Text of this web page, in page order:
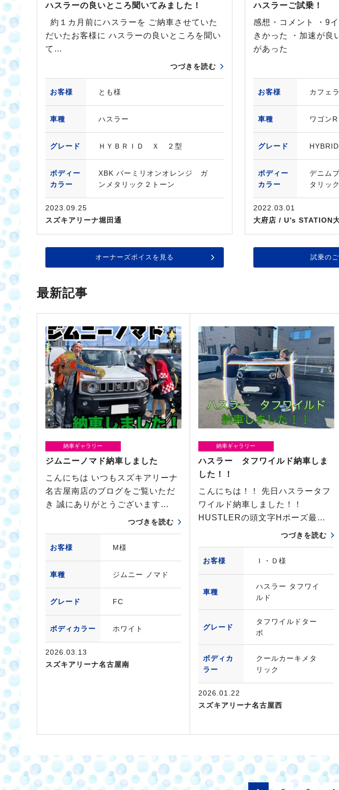
ハスラーの良いところ聞いてみました！
約１カ月前にハスラーを ご納車させていた
だいたお客様に ハスラーの良いところを聞い
て…
つづきを読む
お客様 とも様
車種 ハスラー
グレード ＨＹＢＲＩＤ Ｘ ２型
ボディー
カラー
XBK バーミリオンオレンジ ガ
ンメタリック２トーン
2023.09.25
スズキアリーナ堀田通
オーナーズボイスを見る
ハスラーご試乗！
感想・コメント ・9
きかった ・加速が良
があった
お客様 カフェ
車種 ワゴンR
グレード
ボディー
カラー
デニム
タリッ
2022.03.01
大府店 / U’s STATION
試乗の
最新記事
納車ギャラリー
ジムニーノマド納車しました
こんにちは いつもスズキアリーナ
名古屋南店のブログをご覧いただ
き 誠にありがとうございます…
つづきを読む
お客様 M様
車種 ジムニー ノマド
グレード FC
ボディカラー ホワイト
2026.03.13
スズキアリーナ名古屋南
納車ギャラリー
ハスラー タフワイルド納車しま
した！！
こんにちは！！ 先日ハスラータフ
ワイルド納車しました！！
HUSTLERの頭文字Hポーズ最…
つづきを読む
お客様 Ｉ・Ｄ様
車種
ハスラー タフワイ
ルド
グレード
タフワイルドター
ボ
ボディカ
ラー
クールカーキメタ
リック
2026.01.22
スズキアリーナ名古屋西